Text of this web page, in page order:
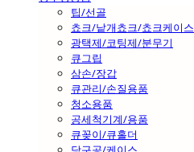
팁/선골
쵸크/낱개쵸크/쵸크케이스
광택제/코팅제/분무기
큐그립
삼손/장갑
큐관리/손질용품
청소용품
공세척기계/용품
큐꽂이/큐홀더